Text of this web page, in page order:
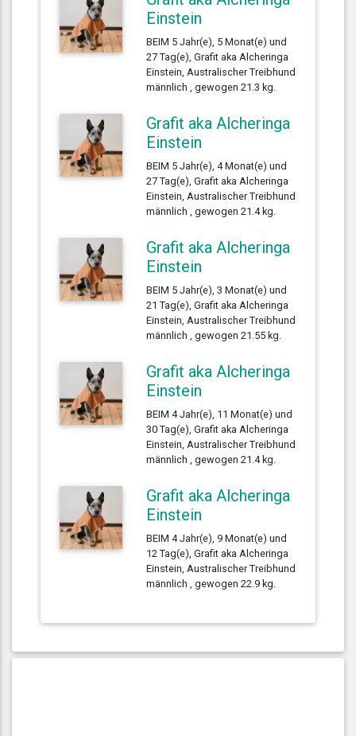
Einstein
BEIM 5 Jahr(e), 5 Monat(e) und
27 Tag(e), Grafit aka Alcheringa
Einstein, Australischer Treibhund
männlich , gewogen 21.3 kg.
Grafit aka Alcheringa
Einstein
BEIM 5 Jahr(e), 4 Monat(e) und
27 Tag(e), Grafit aka Alcheringa
Einstein, Australischer Treibhund
männlich , gewogen 21.4 kg.
Grafit aka Alcheringa
Einstein
BEIM 5 Jahr(e), 3 Monat(e) und
21 Tag(e), Grafit aka Alcheringa
Einstein, Australischer Treibhund
männlich , gewogen 21.55 kg.
Grafit aka Alcheringa
Einstein
BEIM 4 Jahr(e), 11 Monat(e) und
30 Tag(e), Grafit aka Alcheringa
Einstein, Australischer Treibhund
männlich , gewogen 21.4 kg.
Grafit aka Alcheringa
Einstein
BEIM 4 Jahr(e), 9 Monat(e) und
12 Tag(e), Grafit aka Alcheringa
Einstein, Australischer Treibhund
männlich , gewogen 22.9 kg.